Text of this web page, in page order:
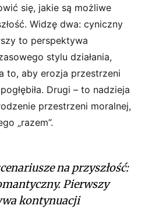
się, jakie są możliwe
Widzę dwa: cyniczny
to perspektywa
stylu działania,
to, aby erozja przestrzeni
Drugi – to nadzieja
przestrzeni moralnej,
„razem”.
na przyszłość:
Pierwszy
kontynuacji